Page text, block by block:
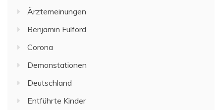
Ärztemeinungen
Benjamin Fulford
Corona
Demonstationen
Deutschland
Entführte Kinder